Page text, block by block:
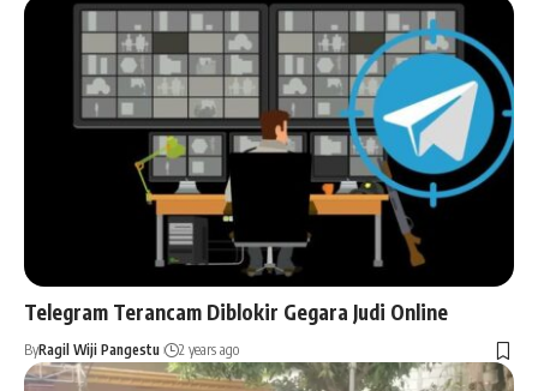
Telegram Terancam Diblokir Gegara Judi Online
ByRagil Wiji Pangestu 2 years ago